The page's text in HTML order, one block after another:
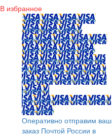
В избранное
Заказ можно оплатить
любым способом:
наличными (Красноярск);
пластиковой картой; в
любом отделении банка;
QIWI, яндекс.деньгами; в
платежных терминалах и
другими
способами.Оплата любым
способом
Оперативно отправим ваш
заказ Почтой России в